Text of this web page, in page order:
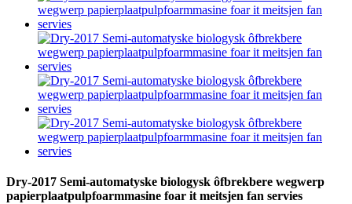
Dry-2017 Semi-automatyske biologysk ôfbrekbere wegwerp
papierplaatpulpfoarmmasine foar it meitsjen fan servies